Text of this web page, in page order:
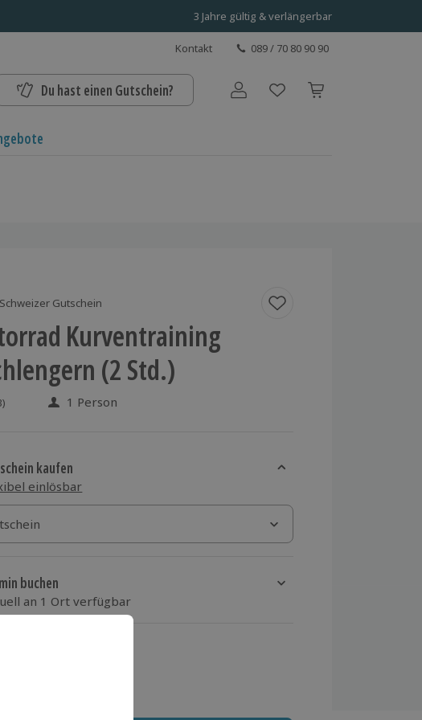
3 Jahre gültig & verlängerbar
Kontakt 089 / 70 80 90 90
Du hast einen Gutschein? Benutzerkonto
Gutschein
Kurventraining
(2 Std.)
von 5 aus 3 Bewertungen
1 Person
kaufen
einlösbar
buchen
an 1 Ort verfügbar